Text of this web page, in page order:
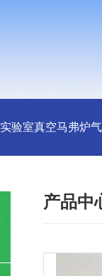
实验室真空马弗炉
产品中